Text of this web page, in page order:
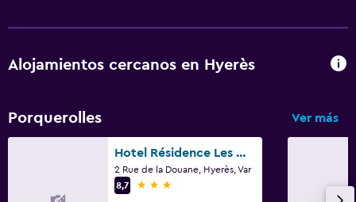
Alojamientos cercanos en Hyerès
Porquerolles Ver más
Hotel Résidence Les Mèdes
2 Rue de la Douane, Hyerès, Var
8,7
3 estrellas